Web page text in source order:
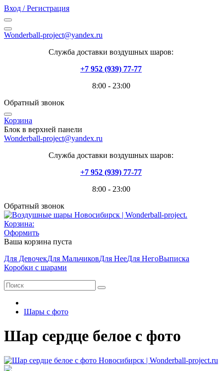
Вход / Регистрация
Wonderball-project@yandex.ru
Служба доставки воздушных шаров:
+7 952 (939) 77-77
8:00 - 23:00
Обратный звонок
Корзина
Блок в верхней панели
Wonderball-project@yandex.ru
Служба доставки воздушных шаров:
+7 952 (939) 77-77
8:00 - 23:00
Обратный звонок
Корзина:
Оформить
Ваша корзина пуста
Для ДевочекДля МальчиковДля НееДля НегоВыписка
Коробки с шарами
Шары с фото
Шар сердце белое с фото